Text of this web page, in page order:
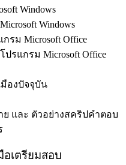
Windows
Windows
รม Microsoft Office
รแกรม Microsoft Office
องปัจจุบัน
ย และ ตัวอย่างสคริปคำตอบ
อเตรียมสอบ